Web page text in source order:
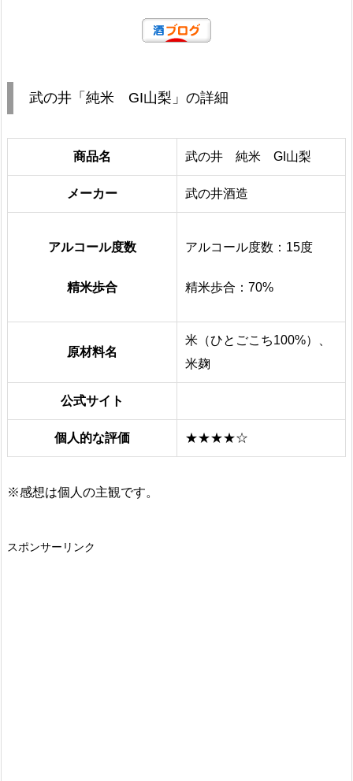
武の井「純米 GI山梨」の詳細
商品名 武の井 純米 GI山梨
メーカー 武の井酒造
アルコール度数
精米歩合
アルコール度数：15度
精米歩合：70%
原材料名
米（ひとごこち100%）、
米麹
公式サイト
個人的な評価 ★★★★☆
※感想は個人の主観です。
スポンサーリンク